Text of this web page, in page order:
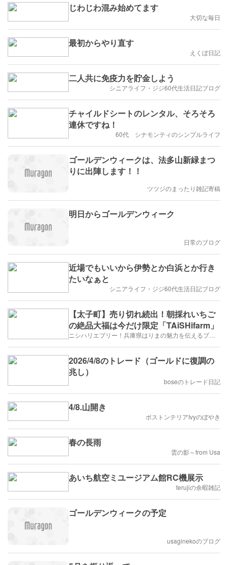
じわじわ混み始めてます
大切な毎日
最初からやり直す
えくぼ日記
二人共に免疫力を貯金しよう
シニアライフ・ジジ60代生活日記ブログ
チャイルドシートのレンタル、そろそろ
連休ですね！
60代 シナモンティのシンプルライフ
ゴールデンウィークは、法多山新緑まつ
りに出陣します！！
ツツジのまったり雑記寄稿
明日からゴールデンウィーク
日常のブログ
近場でもいいから伊勢とか白浜とか行き
たいなぁと
シニアライフ・ジジ60代生活日記ブログ
【太子町】売り切れ続出！朝採れいちご
の絶品大福は今だけ限定「TAiSHifarm」
2026/4/8のトレード（ゴールドに復調の
兆し）
boseのトレード日記
4/8.山開き
ボストンテリアIvyのぼやき
春の長雨
雲の影～from Usa
あいち航空ミユージアム館RC機展示
terujiの余暇雑記
ゴールデンウィークの予定
usaginekoのブログ